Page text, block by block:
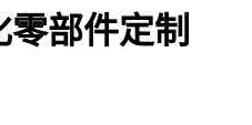
部件定制